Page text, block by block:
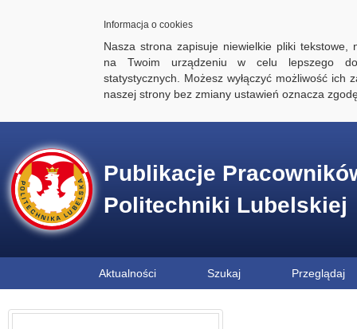
Informacja o cookies
Nasza strona zapisuje niewielkie pliki tekstowe,
na Twoim urządzeniu w celu lepszego
statystycznych. Możesz wyłączyć możliwość ich
naszej strony bez zmiany ustawień oznacza
Publikacje
Politechniki Lubelskiej
Aktualności Szukaj Przeglądaj